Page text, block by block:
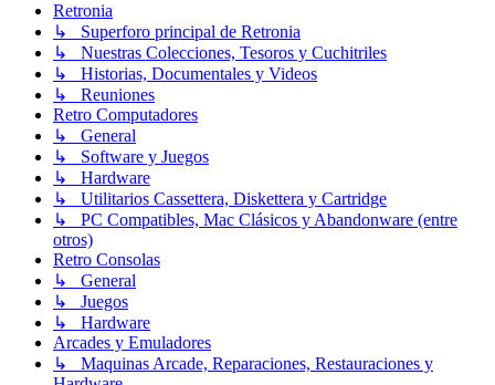
Retronia
↳ Superforo principal de Retronia
↳ Nuestras Colecciones, Tesoros y Cuchitriles
↳ Historias, Documentales y Videos
↳ Reuniones
Retro Computadores
↳ General
↳ Software y Juegos
↳ Hardware
↳ Utilitarios Cassettera, Diskettera y Cartridge
↳ PC Compatibles, Mac Clásicos y Abandonware (entre
otros)
Retro Consolas
↳ General
↳ Juegos
↳ Hardware
Arcades y Emuladores
↳ Maquinas Arcade, Reparaciones, Restauraciones y